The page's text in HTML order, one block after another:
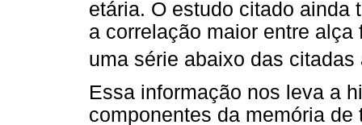
etária. O estudo citado ainda
a correlação maior entre
uma série abaixo das citadas
Essa informação nos leva a
componentes da memória